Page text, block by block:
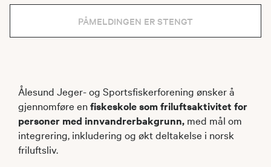
PÅMELDINGEN ER STENGT
Ålesund Jeger- og Sportsfiskerforening ønsker å
gjennomføre enfiskeskole som friluftsaktivitet for
personer med innvandrerbakgrunn, med mål om
integrering, inkludering og økt deltakelse i norsk
friluftsliv.